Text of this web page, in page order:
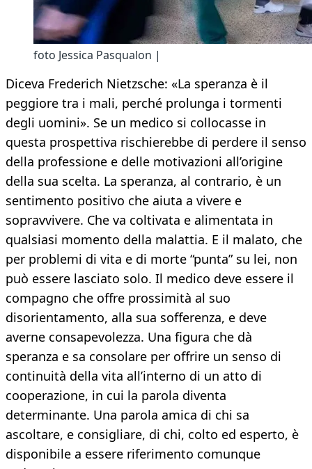
foto Jessica Pasqualon |
Diceva Frederich Nietzsche: «La speranza è il
peggiore tra i mali, perché prolunga i tormenti
degli uomini». Se un medico si collocasse in
questa prospettiva rischierebbe di perdere il senso
della professione e delle motivazioni all’origine
della sua scelta. La speranza, al contrario, è un
sentimento positivo che aiuta a vivere e
sopravvivere. Che va coltivata e alimentata in
qualsiasi momento della malattia. E il malato, che
per problemi di vita e di morte “punta” su lei, non
può essere lasciato solo. Il medico deve essere il
compagno che offre prossimità al suo
disorientamento, alla sua sofferenza, e deve
averne consapevolezza. Una figura che dà
speranza e sa consolare per offrire un senso di
continuità della vita all’interno di un atto di
cooperazione, in cui la parola diventa
determinante. Una parola amica di chi sa
ascoltare, e consigliare, di chi, colto ed esperto, è
disponibile a essere riferimento comunque